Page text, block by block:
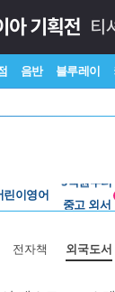
음반 블루레이
린이영어
중고 외서
전자책 외국도서